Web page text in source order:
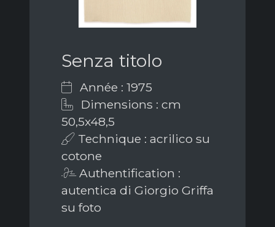
Senza titolo
Année : 1975
Dimensions : cm
50,5x48,5
Technique : acrilico su
cotone
Authentification :
autentica di Giorgio Griffa
su foto